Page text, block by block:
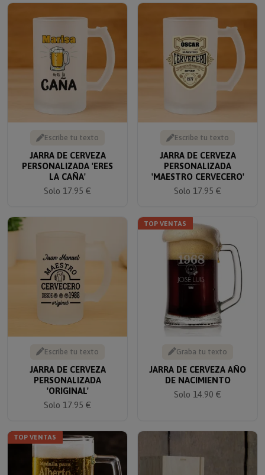
Escribe tu texto
JARRA DE CERVEZA
PERSONALIZADA 'ERES
LA CAÑA'
Solo 17.95 €
Escribe tu texto
JARRA DE CERVEZA
PERSONALIZADA
'MAESTRO CERVECERO'
Solo 17.95 €
Escribe tu texto
JARRA DE CERVEZA
PERSONALIZADA
'ORIGINAL'
Solo 17.95 €
TOP VENTAS
Graba tu texto
JARRA DE CERVEZA AÑO
DE NACIMIENTO
Solo 14.90 €
TOP VENTAS